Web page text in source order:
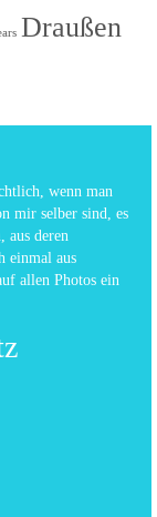
Draußen
wenn man
mir selber sind, es
aus deren
einmal aus
allen Photos ein